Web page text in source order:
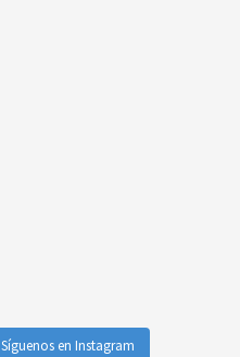
Síguenos en Instagram